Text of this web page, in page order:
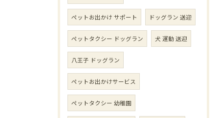
ペットお出かけ サポート ドッグラン 送迎
ペットタクシー ドッグラン 犬 運動 送迎
八王子 ドッグラン
ペットお出かけサービス
ペットタクシー 幼稚園